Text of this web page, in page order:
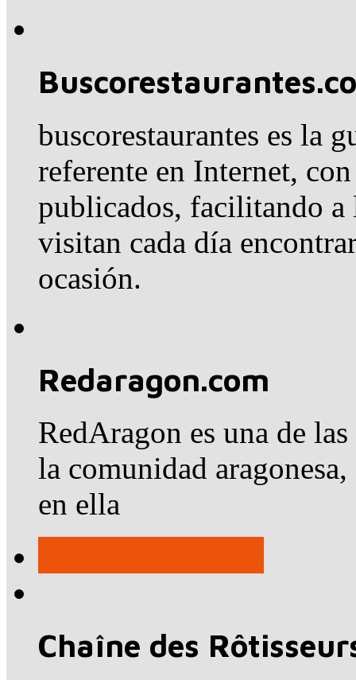
buscorestaurantes es la
referente en Internet,
publicados, facilitando a
visitan cada día
ocasión.
Redaragon.com
RedAragon es una de
la comunidad
en ella
Chaîne des